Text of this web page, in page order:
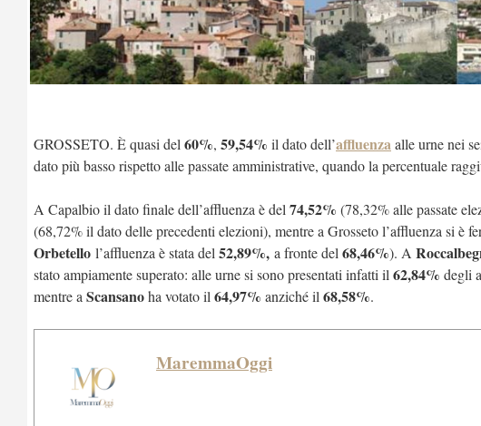
GROSSETO. È quasi del 60%, 59,54% il dato dell’affluenzaalle urne nei
dato più basso rispetto alle passate amministrative, quando la percentuale
A Capalbio il dato finale dell’affluenza è del 74,52% (78,32% alle passate
(68,72% il dato delle precedenti elezioni), mentre a Grosseto l’affluenza si è
Orbetello l’affluenza è stata del 52,89%, a fronte del 68,46%). A
stato ampiamente superato: alle urne si sono presentati infatti il 62,84% degli
mentre a Scansanoha votato il 64,97% anziché il 68,58%.
MaremmaOggi